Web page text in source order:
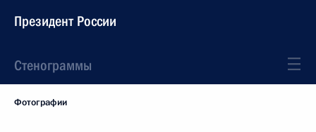
Президент России
Стенограммы
Фотографии